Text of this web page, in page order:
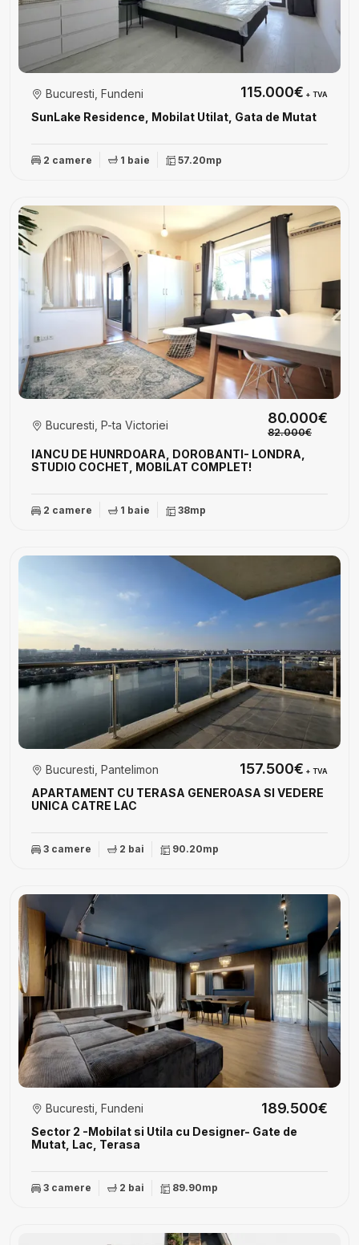
SunLake Residence, Mobilat Utilat, Gata de Mutat
Bucuresti, Fundeni 115.000€ + TVA
2 camere 1 baie 57.20mp
IANCU DE HUNRDOARA, DOROBANTI- LONDRA,
STUDIO COCHET, MOBILAT COMPLET!
Bucuresti, P-ta Victoriei 80.000€
82.000€
2 camere 1 baie 38mp
APARTAMENT CU TERASA GENEROASA SI VEDERE
UNICA CATRE LAC
Bucuresti, Pantelimon 157.500€ + TVA
3 camere 2 bai 90.20mp
Sector 2 -Mobilat si Utila cu Designer- Gate de
Mutat, Lac, Terasa
Bucuresti, Fundeni 189.500€
3 camere 2 bai 89.90mp